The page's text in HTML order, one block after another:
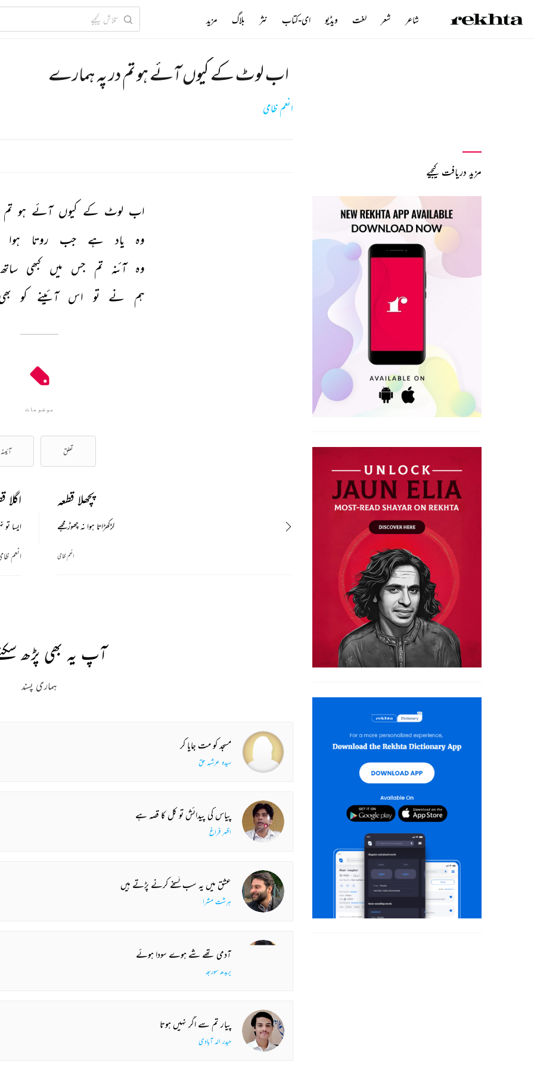
اب لوٹ کے کیوں آئے ہو تم در پہ ہمارے
انعم ظامی
اب لوٹ کے کیوں آئے ہو تم
وہ
یاد ہے جب روتا ہوا
وہ آئنہ تم جس میں کبھی ساتھ
ہم
نے تو اس آئینے کو
موضوعات
تعلق آئینہ
اگلا
ایسا تو
انعم
پچھلا قطعہ
لڑکھڑاتا ہوا نہ چھوڑ مجھے
انعم ظامی
آپ یہ بھی پڑھ
ہماری پسند
مسجد کو مت جایا کر
سیدہ عرشیہ حق
پیاس کی پیدائش تو کل کا قصہ ہے
اظہر فراغ
عشق میں یہ سب نسخے کرنے پڑتے ہیں
ہرشت مشرا
آدمی تھے شے ہوے سودا ہوئے
پربدھ سوربھ
پیار تم سے اگر نہیں ہوتا
حیدر الہ آبادی
مزید دریافت کیجیے
شاعر شعر لغت ویڈیو ای-کتاب نثر بلاگ مزید